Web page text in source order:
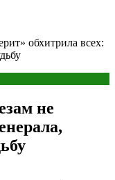
обхитрила всех:
не